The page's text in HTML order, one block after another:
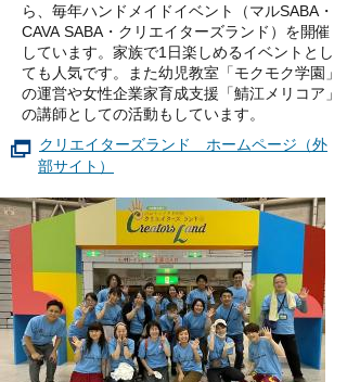
ら、毎年ハンドメイドイベント（マルSABA・
CAVA SABA・クリエイターズランド）を開催
しています。家族で1日楽しめるイベントとし
ても人気です。また幼児教室「モクモク学園」
の運営や女性企業家育成支援「鯖江メリコア」
の講師としての活動もしています。
クリエイターズランド ホームページ（外
部サイト）